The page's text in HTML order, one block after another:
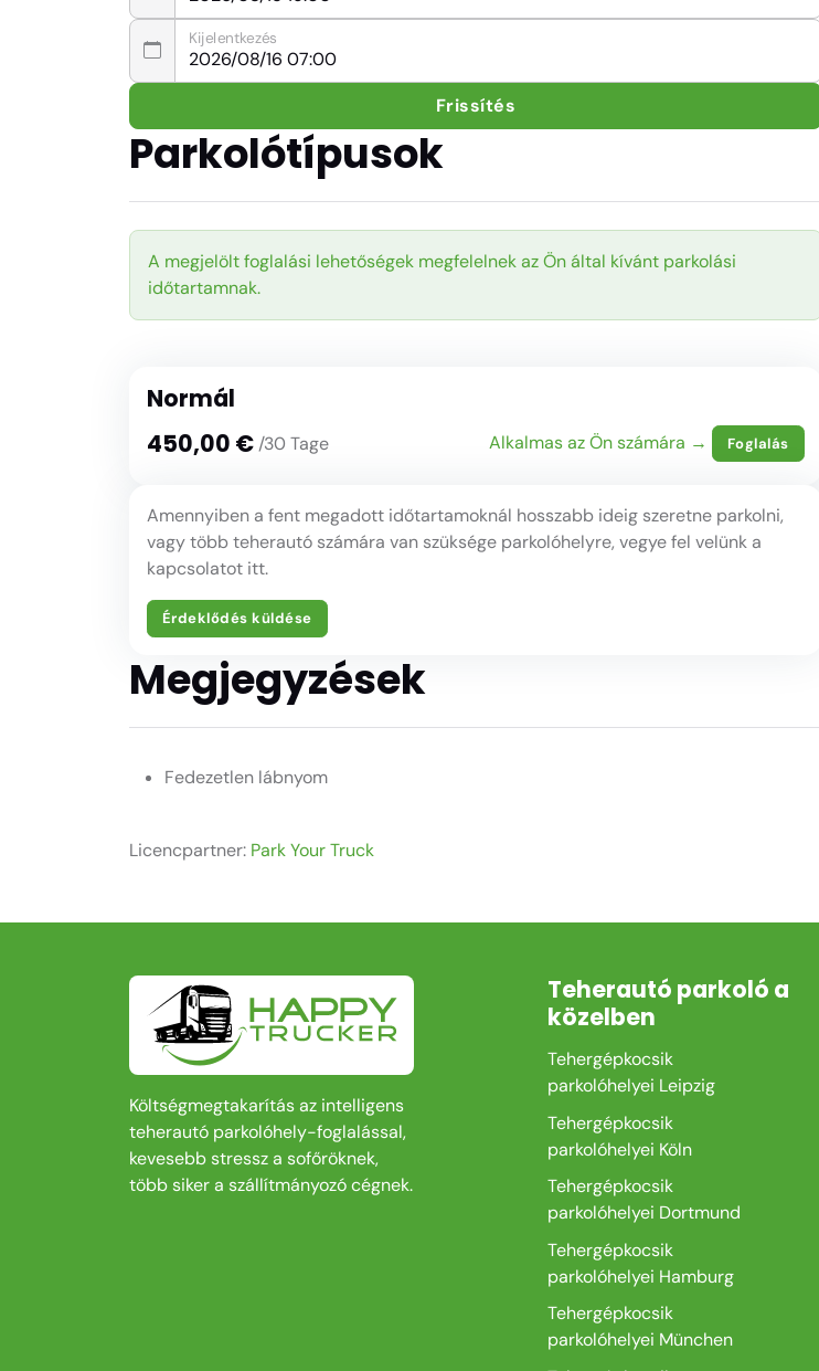
Kijelentkezés
Frissítés
Parkolótípusok
A megjelölt foglalási lehetőségek megfelelnek az Ön által kívánt parkolási
időtartamnak.
Normál
450,00 € /30 Tage Alkalmas az Ön számára → Foglalás
Amennyiben a fent megadott időtartamoknál hosszabb ideig szeretne parkolni,
vagy több teherautó számára van szüksége parkolóhelyre, vegye fel velünk a
kapcsolatot itt.
Érdeklődés küldése
Megjegyzések
Fedezetlen lábnyom
Licencpartner: Park Your Truck
Költségmegtakarítás az intelligens
teherautó parkolóhely-foglalással,
kevesebb stressz a sofőröknek,
több siker a szállítmányozó cégnek.
Teherautó parkoló a
közelben
Tehergépkocsik
parkolóhelyei Leipzig
Tehergépkocsik
parkolóhelyei Köln
Tehergépkocsik
parkolóhelyei Dortmund
Tehergépkocsik
parkolóhelyei Hamburg
Tehergépkocsik
parkolóhelyei München